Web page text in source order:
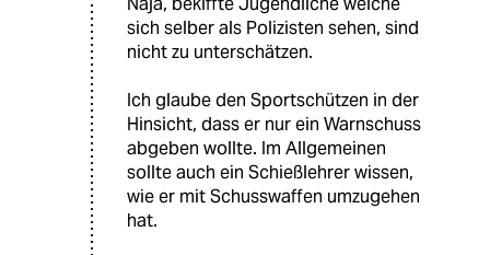
sich selber als Polizisten sehen, sind
nicht zu unterschätzen.
Ich glaube den Sportschützen in der
Hinsicht, dass er nur ein Warnschuss
abgeben wollte. Im Allgemeinen
sollte auch ein Schießlehrer wissen,
wie er mit Schusswaffen umzugehen
hat.